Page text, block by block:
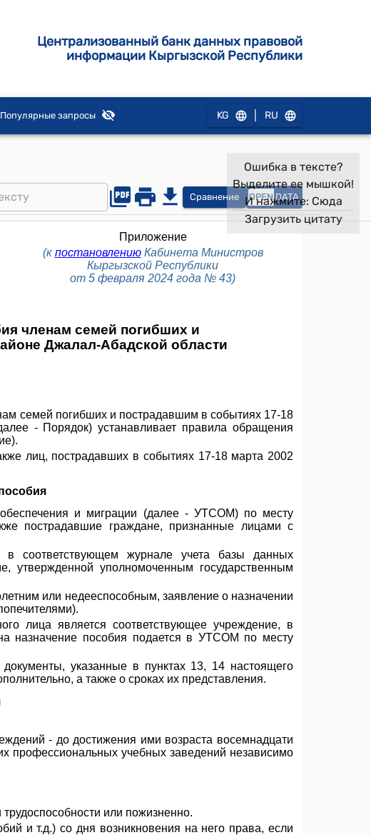
Централизованный банк данных правовой
информации Кыргызской Республики
Популярные запросы KG RU
Сравнение OPEN DATA
Ошибка в тексте?
Выделите ее мышкой!
И нажмите: Сюда
Загрузить цитату